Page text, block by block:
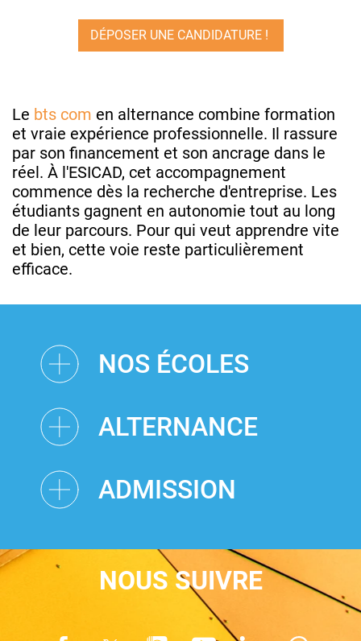
DÉPOSER UNE CANDIDATURE !
Le bts com en alternance combine formation
et vraie expérience professionnelle. Il rassure
par son financement et son ancrage dans le
réel. À l'ESICAD, cet accompagnement
commence dès la recherche d'entreprise. Les
étudiants gagnent en autonomie tout au long
de leur parcours. Pour qui veut apprendre vite
et bien, cette voie reste particulièrement
efficace.
NOS ÉCOLES
ALTERNANCE
ADMISSION
NOUS SUIVRE